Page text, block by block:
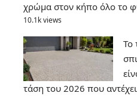
χρώμα στον κήπο όλο το
10.1k views
Το
τάση του 2026 που